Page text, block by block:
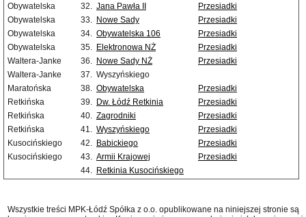
Obywatelska
32. Jana Pawła II
Przesiadki
Obywatelska
33. Nowe Sady
Przesiadki
Obywatelska
34. Obywatelska 106
Przesiadki
Obywatelska
35. Elektronowa NŻ
Przesiadki
Waltera-Janke
36. Nowe Sady NŻ
Przesiadki
Waltera-Janke
37. Wyszyńskiego
Maratońska
38. Obywatelska
Przesiadki
Retkińska
39. Dw. Łódź Retkinia
Przesiadki
Retkińska
40. Zagrodniki
Przesiadki
Retkińska
41. Wyszyńskiego
Przesiadki
Kusocińskiego
42. Babickiego
Przesiadki
Kusocińskiego
43. Armii Krajowej
Przesiadki
44. Retkinia Kusocińskiego
Wszystkie treści MPK-Łódź Spółka z o.o. opublikowane na niniejszej stronie są